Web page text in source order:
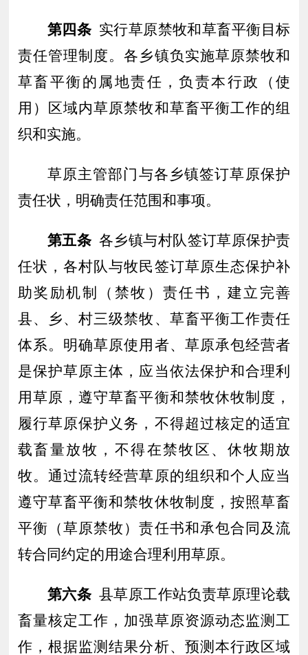
第四条 实行草原禁牧和草畜平衡目标
责任管理制度。各乡镇负 实施草原禁牧和
草畜平衡的 属地责任，负责本行政 （ 使
用） 区域内草原禁牧和草畜平衡工作的组
织和实施。
草原主管部门与各乡镇签订草原保护
责任状，明确责任范围和事项。
第五条 各乡镇与村队签订草原保护责
任状，各村队与牧民签订草原生态保护补
助奖励机制（禁牧）责任书，建立完善
县、乡、村三级禁牧、草畜平衡工作责任
体系。 明确草原使用者、草原承包经营者
是保护草原主体，应当依法保护和合理利
用草原，遵守草畜平衡和禁牧休牧制度，
履行草原保护义务 ， 不得超过核定的适宜
载畜量放牧，不得在禁牧区、休牧期 放
牧。通过流转经营草原的组织和个人应当
遵守草畜平衡和禁牧休牧制度，按照草畜
平衡（草原禁牧）责任书和承包合同及流
转合同约定的用途合理利用草原。
第六条 县草原工作站负责草原理论载
畜量核定工作，加强草原资源动态监测工
作，根据监测结果分析、预测本行政区域